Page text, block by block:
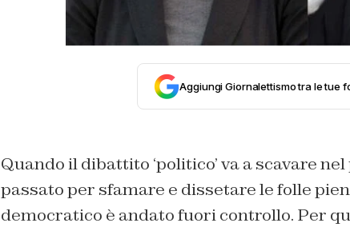
Aggiungi Giornalettismo tra le tue
Quando il dibattito ‘politico’ va a scavare
passato per sfamare e dissetare le folle
democratico è andato fuori controllo. Per